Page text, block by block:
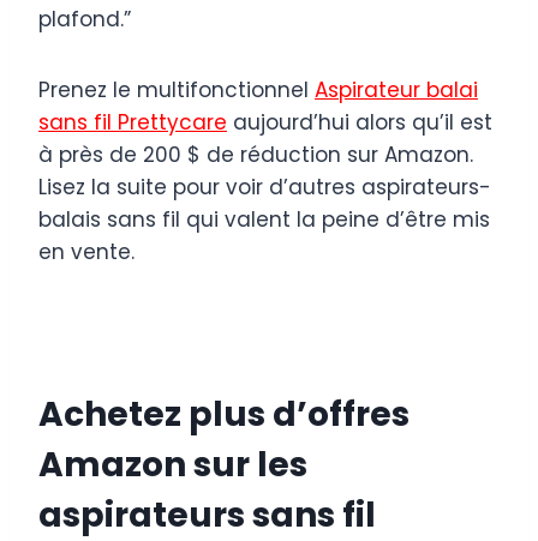
plafond.”
Prenez le multifonctionnel Aspirateur balai
sans fil Prettycare aujourd’hui alors qu’il est
à près de 200 $ de réduction sur Amazon.
Lisez la suite pour voir d’autres aspirateurs-
balais sans fil qui valent la peine d’être mis
en vente.
Achetez plus d’offres
Amazon sur les
aspirateurs sans fil